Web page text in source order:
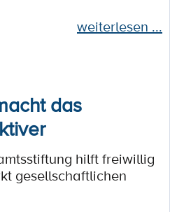
weiterlesen ...
das
hilft freiwillig
gesellschaftlichen